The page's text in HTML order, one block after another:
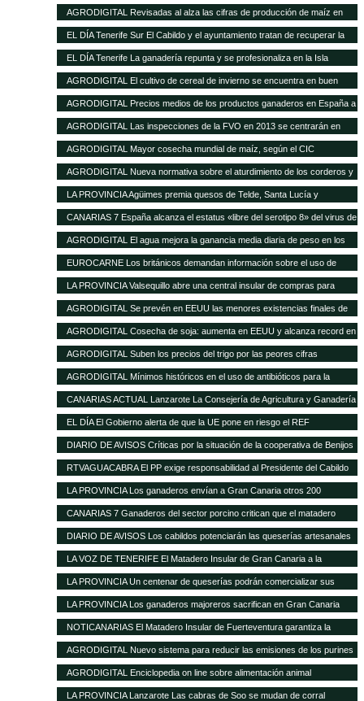
que los precios de los cereales según la FNSEA
AGRODIGITAL Revisadas al alza las cifras de producción de maíz en
Argentina
EL DÍA Tenerife Sur El Cabildo y el ayuntamiento tratan de recuperar la
quesería
EL DÍA Tenerife La ganadería repunta y se profesionaliza en la Isla
AGRODIGITAL El cultivo de cereal de invierno se encuentra en buen
estado a pesar de las menores precipitaciones caídas
AGRODIGITAL Precios medios de los productos ganaderos en España a
16 de enero de 2013
AGRODIGITAL Las inspecciones de la FVO en 2013 se centrarán en
seguridad alimentaria y bienestar en el transporte
AGRODIGITAL Mayor cosecha mundial de maíz, según el CIC
AGRODIGITAL Nueva normativa sobre el aturdimiento de los corderos y
cabritos
LA PROVINCIA Agüimes premia quesos de Telde, Santa Lucía y
Valsequillo en la cata insular
CANARIAS 7 España alcanza el estatus «libre del serotipo 8» del virus de
la lengua azul
AGRODIGITAL El agua mejora la ganancia media diaria de peso en los
terneros
EUROCARNE Los británicos demandan información sobre el uso de
transgénicos en la alimentación animal
LA PROVINCIA Valsequillo abre una central insular de compras para
abaratar productos agrícolas
AGRODIGITAL Se prevén en EEUU las menores existencias finales de
maíz de los últimos 17 años
AGRODIGITAL Cosecha de soja: aumenta en EEUU y alcanza record en
Brasil
AGRODIGITAL Suben los precios del trigo por las peores cifras
publicadas por el USDA
AGRODIGITAL Mínimos históricos en el uso de antibióticos para la
ganadería en Holanda
CANARIAS ACTUAL Lanzarote La Consejería de Agricultura y Ganadería
del Cabildo tramitará las subvenciones de 2013 del Gobierno regional
destinadas al sector agrícola y ganadero de la isla
EL DÍA El Gobierno alerta de que la UE pone en riesgo el REF
DIARIO DE AVISOS Críticas por la situación de la cooperativa de Benijos
RTVAGUACABRA El PP exige responsabilidad al Presidente del Cabildo
ante la nefasta gestión del Matadero Insular
LA PROVINCIA Los ganaderos envían a Gran Canaria otros 200
cochinos para sacrificar
CANARIAS 7 Ganaderos del sector porcino critican que el matadero
insular funcione solo al 50%
DIARIO DE AVISOS Los cabildos potenciarán las queserías artesanales
como elemento característico del medio rural
LA VOZ DE TENERIFE El Matadero Insular de Gran Canaria a la
vanguardia de todo el Archipiélago con más de 894.346 animales
registrados durante el transcurso de 2012
LA PROVINCIA Un centenar de queserías podrán comercializar sus
productos en la Península
LA PROVINCIA Los ganaderos majoreros sacrifican en Gran Canaria
1.500 cochinos
NOTICANARIAS El Matadero Insular de Fuerteventura garantiza la
prestación regular de sus servicios para el ganado porcino
AGRODIGITAL Nuevo sistema para reducir las emisiones de los purines
AGRODIGITAL Enciclopedia on line sobre alimentación animal
LA PROVINCIA Lanzarote Las cabras de Soo se mudan de corral